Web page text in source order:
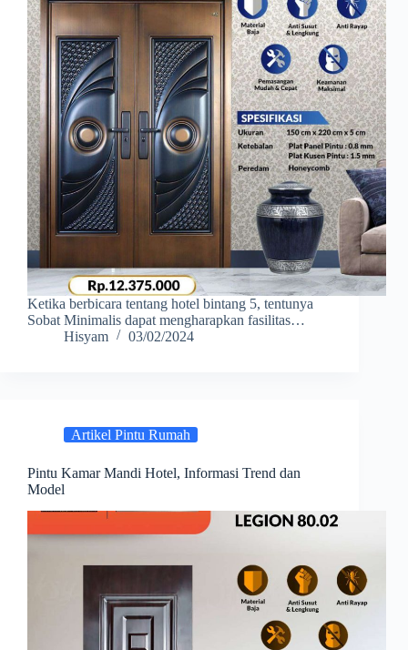
Ketika berbicara tentang hotel bintang 5, tentunya
Sobat Minimalis dapat mengharapkan fasilitas…
Hisyam
03/02/2024
Artikel Pintu Rumah
Pintu Kamar Mandi Hotel, Informasi Trend dan
Model